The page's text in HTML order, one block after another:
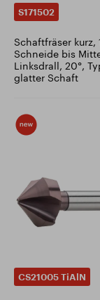
S171502
Schaftfräser kurz,
Schneide bis
Linksdrall, 20°,
glatter Schaft
CS21005 TiAlN